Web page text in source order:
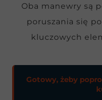
Oba manewry są
poruszania się
kluczowych
Gotowy, żeby